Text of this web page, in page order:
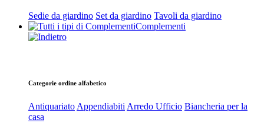
Sedie da giardino Set da giardino Tavoli da giardino
Complementi
Categorie ordine alfabetico
Antiquariato Appendiabiti Arredo Ufficio Biancheria per la
casa